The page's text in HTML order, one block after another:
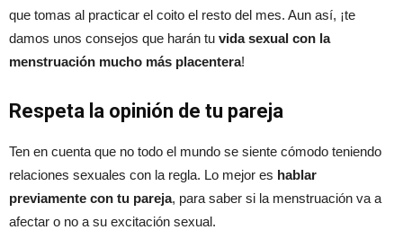
que tomas al practicar el coito el resto del mes. Aun así, ¡te
damos unos consejos que harán tu vida sexual con la
menstruación mucho más placentera!
Respeta la opinión de tu pareja
Ten en cuenta que no todo el mundo se siente cómodo teniendo
relaciones sexuales con la regla. Lo mejor es hablar
previamente con tu pareja, para saber si la menstruación va a
afectar o no a su excitación sexual.